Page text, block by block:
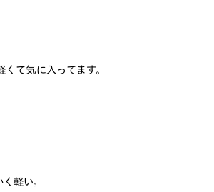
て気に入ってます。
軽い。